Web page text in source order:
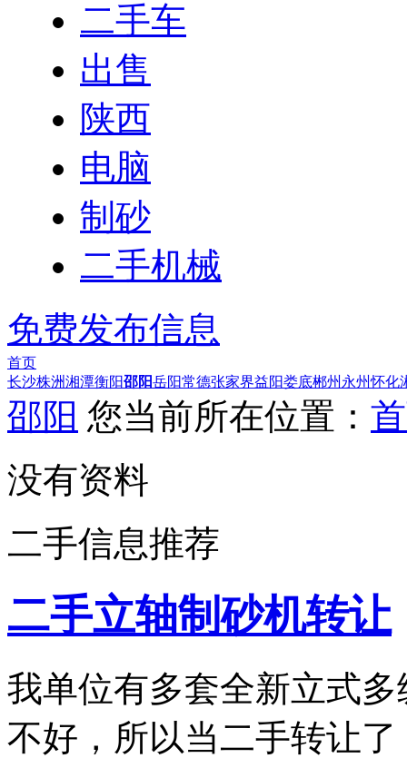
二手车
出售
陕西
电脑
制砂
二手机械
免费发布信息
首页
长沙株洲湘潭衡阳邵阳岳阳常德张家界益阳娄底郴州 永州怀化
邵阳 您当前所在位置：
没有资料
二手信息推荐
二手立轴制砂机转让
我单位有多套全新立式
不好，所以当二手转让